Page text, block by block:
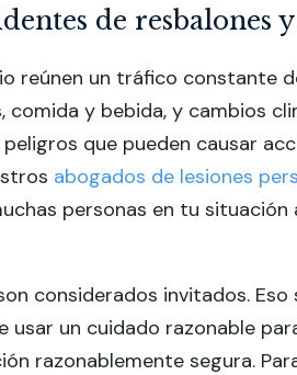
de resbalones y
reúnen un tráfico constante
comida y bebida, y cambios
que pueden causar
abogados de lesiones
personas en tu situación
considerados invitados. Eso
usar un cuidado razonable
razonablemente segura.